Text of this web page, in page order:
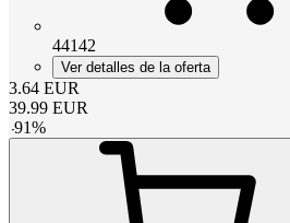
44142
Ver detalles de la oferta
3.64 EUR
39.99 EUR
-91%